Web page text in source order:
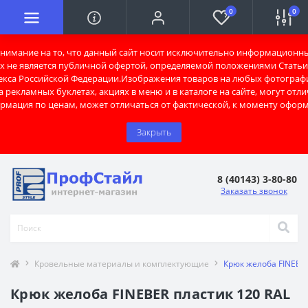
на то, что данный сайт носит исключительно
не является публичной офертой, определяемой положениями Статьи
Российской Федерации.Изображения товаров на любых
рекламных буклетах, акциях в меню и в каталоге на сайте, могут
по ценам, может отличаться от фактической, к моменту
Закрыть
0 0
8 (40143) 3-80-80
Заказать звонок
Кровельные материалы и комплектующие Крюк желоба
Крюк желоба FINEBER пластик 120 RAL